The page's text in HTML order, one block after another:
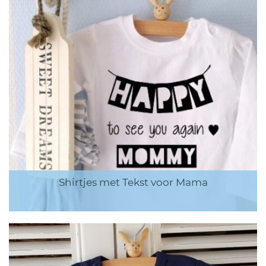
Shirtjes met Tekst voor Mama